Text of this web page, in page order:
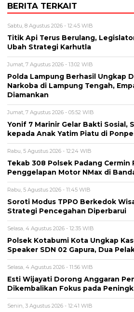
BERITA TERKAIT
Sabtu, 8 Agustus 2026 - 12:45 WIB
Titik Api Terus Berulang,
Ubah Strategi Karhutla
Jumat, 7 Agustus 2026 - 13:02 WIB
Polda Lampung Berhasil Ungkap
Narkoba di Lampung Tengah,
Diamankan
Jumat, 7 Agustus 2026 - 05:52 WIB
Yonif 7 Marinir Gelar Bakti Sosial,
kepada Anak Yatim Piatu di
Rabu, 5 Agustus 2026 - 12:24 WIB
Tekab 308 Polsek Padang Cermin
Penggelapan Motor NMax di
Rabu, 5 Agustus 2026 - 11:45 WIB
Soroti Modus TPPO Berkedok
Strategi Pencegahan Diperbarui
Selasa, 4 Agustus 2026 - 12:35 WIB
Polsek Kotabumi Kota Ungkap
Speaker SDN 02 Gapura, Dua
Selasa, 4 Agustus 2026 - 11:56 WIB
Esti Wijayati Dorong Anggaran
Dikembalikan Fokus pada
Senin, 3 Agustus 2026 - 12:41 WIB